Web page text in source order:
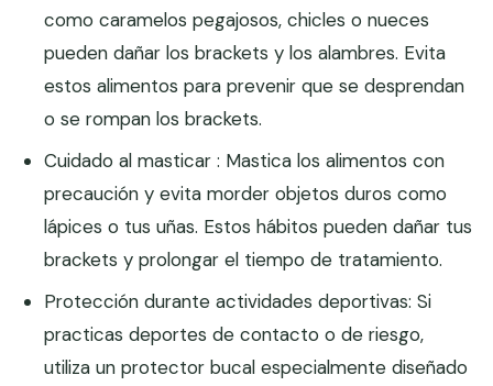
como caramelos pegajosos, chicles o nueces
pueden dañar los brackets y los alambres. Evita
estos alimentos para prevenir que se desprendan
o se rompan los brackets.
Cuidado al masticar : Mastica los alimentos con
precaución y evita morder objetos duros como
lápices o tus uñas. Estos hábitos pueden dañar tus
brackets y prolongar el tiempo de tratamiento.
Protección durante actividades deportivas: Si
practicas deportes de contacto o de riesgo,
utiliza un protector bucal especialmente diseñado